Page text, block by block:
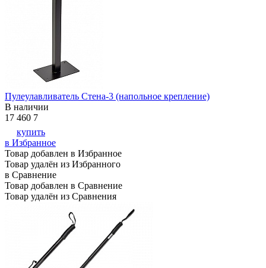
Пулеулавливатель Стена-3 (напольное крепление)
В наличии
17 460 7
купить
в Избранное
Товар добавлен в Избранное
Товар удалён из Избранного
в Сравнение
Товар добавлен в Сравнение
Товар удалён из Сравнения